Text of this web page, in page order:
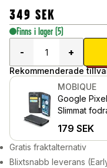
349 SEK
Finns i lager (5)
-
+
Rekommenderade
MOBIQUE
Google
Slimmat
179 SEK
Gratis fraktalternativ
Blixtsnabb leverans